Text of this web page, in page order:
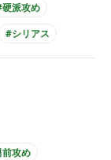
派攻め
#シリアス
ング
#主従関係
攻め